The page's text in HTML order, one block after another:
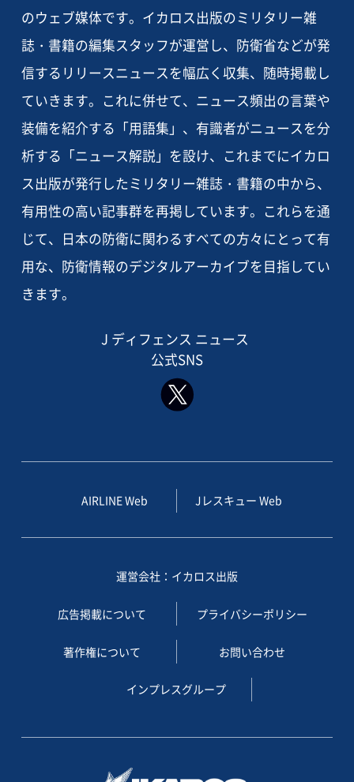
のウェブ媒体です。イカロス出版のミリタリー雑
誌・書籍の編集スタッフが運営し、防衛省などが発
信するリリースニュースを幅広く収集、随時掲載し
ていきます。これに併せて、ニュース頻出の言葉や
装備を紹介する「用語集」、有識者がニュースを分
析する「ニュース解説」を設け、これまでにイカロ
ス出版が発行したミリタリー雑誌・書籍の中から、
有用性の高い記事群を再掲しています。これらを通
じて、日本の防衛に関わるすべての方々にとって有
用な、防衛情報のデジタルアーカイブを目指してい
きます。
J ディフェンス ニュース
公式SNS
AIRLINE Web Jレスキュー Web
運営会社：イカロス出版
広告掲載について プライバシーポリシー
著作権について お問い合わせ
インプレスグループ